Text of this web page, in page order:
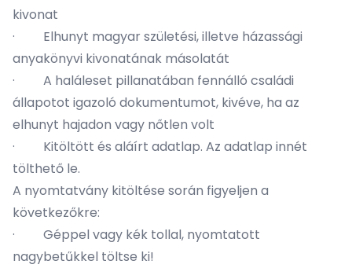
kivonat
· Elhunyt magyar születési, illetve házassági
anyakönyvi kivonatának másolatát
· A haláleset pillanatában fennálló családi
állapotot igazoló dokumentumot, kivéve, ha az
elhunyt hajadon vagy nőtlen volt
· Kitöltött és aláírt adatlap. Az adatlap innét
tölthető le.
A nyomtatvány kitöltése során figyeljen a
következőkre:
· Géppel vagy kék tollal, nyomtatott
nagybetűkkel töltse ki!